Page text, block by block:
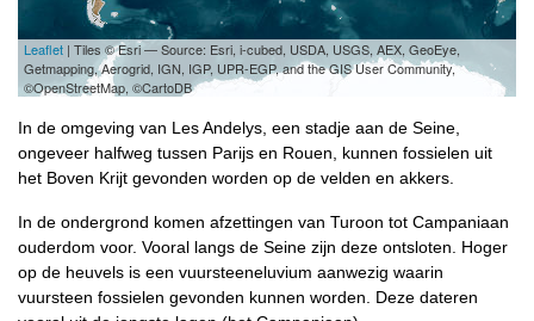
Leaflet | Tiles © Esri — Source: Esri, i-cubed, USDA, USGS, AEX, GeoEye,
Getmapping, Aerogrid, IGN, IGP, UPR-EGP, and the GIS User Community,
©OpenStreetMap, ©CartoDB
In de omgeving van Les Andelys, een stadje aan de Seine,
ongeveer halfweg tussen Parijs en Rouen, kunnen fossielen uit
het Boven Krijt gevonden worden op de velden en akkers.
In de ondergrond komen afzettingen van Turoon tot Campaniaan
ouderdom voor. Vooral langs de Seine zijn deze ontsloten. Hoger
op de heuvels is een vuursteeneluvium aanwezig waarin
vuursteen fossielen gevonden kunnen worden. Deze dateren